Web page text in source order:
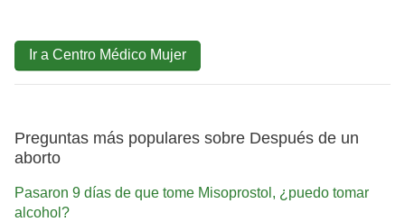
Ir a Centro Médico Mujer
Preguntas más populares sobre Después de un
aborto
Pasaron 9 días de que tome Misoprostol, ¿puedo tomar
alcohol?